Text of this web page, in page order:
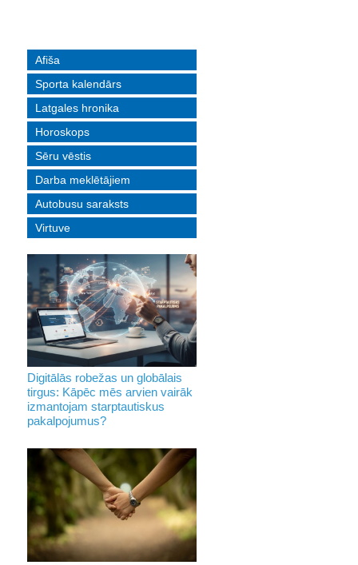
Afiša
Sporta kalendārs
Latgales hronika
Horoskops
Sēru vēstis
Darba meklētājiem
Autobusu saraksts
Virtuve
Digitālās robežas un globālais
tirgus: Kāpēc mēs arvien vairāk
izmantojam starptautiskus
pakalpojumus?